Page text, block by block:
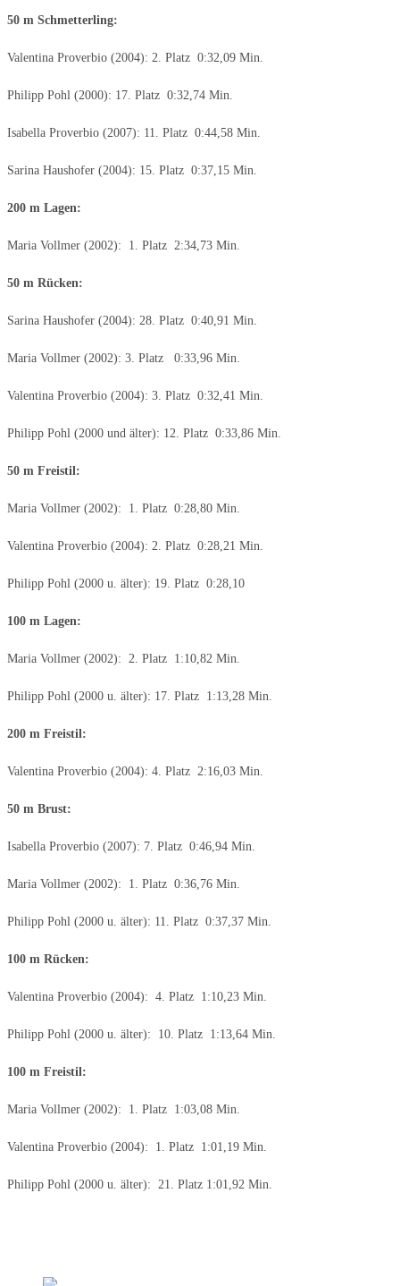
50 m Schmetterling:
Valentina Proverbio (2004): 2. Platz 0:32,09 Min.
Philipp Pohl (2000): 17. Platz 0:32,74 Min.
Isabella Proverbio (2007): 11. Platz 0:44,58 Min.
Sarina Haushofer (2004): 15. Platz 0:37,15 Min.
200 m Lagen:
Maria Vollmer (2002): 1. Platz 2:34,73 Min.
50 m Rücken:
Sarina Haushofer (2004): 28. Platz 0:40,91 Min.
Maria Vollmer (2002): 3. Platz 0:33,96 Min.
Valentina Proverbio (2004): 3. Platz 0:32,41 Min.
Philipp Pohl (2000 und älter): 12. Platz 0:33,86 Min.
50 m Freistil:
Maria Vollmer (2002): 1. Platz 0:28,80 Min.
Valentina Proverbio (2004): 2. Platz 0:28,21 Min.
Philipp Pohl (2000 u. älter): 19. Platz 0:28,10
100 m Lagen:
Maria Vollmer (2002): 2. Platz 1:10,82 Min.
Philipp Pohl (2000 u. älter): 17. Platz 1:13,28 Min.
200 m Freistil:
Valentina Proverbio (2004): 4. Platz 2:16,03 Min.
50 m Brust:
Isabella Proverbio (2007): 7. Platz 0:46,94 Min.
Maria Vollmer (2002): 1. Platz 0:36,76 Min.
Philipp Pohl (2000 u. älter): 11. Platz 0:37,37 Min.
100 m Rücken:
Valentina Proverbio (2004): 4. Platz 1:10,23 Min.
Philipp Pohl (2000 u. älter): 10. Platz 1:13,64 Min.
100 m Freistil:
Maria Vollmer (2002): 1. Platz 1:03,08 Min.
Valentina Proverbio (2004): 1. Platz 1:01,19 Min.
Philipp Pohl (2000 u. älter): 21. Platz 1:01,92 Min.